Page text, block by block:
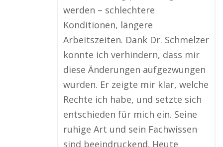
werden – schlechtere
Konditionen, längere
Arbeitszeiten. Dank Dr. Schmelzer
konnte ich verhindern, dass mir
diese Änderungen aufgezwungen
wurden. Er zeigte mir klar, welche
Rechte ich habe, und setzte sich
entschieden für mich ein. Seine
ruhige Art und sein Fachwissen
sind beeindruckend. Heute